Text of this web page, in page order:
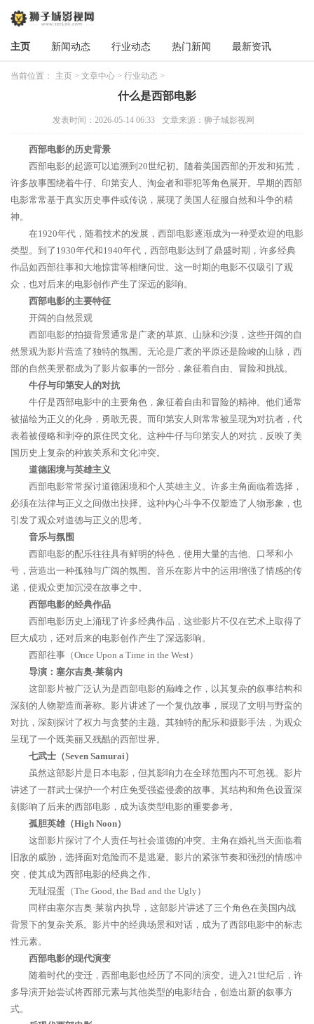
主页 新闻动态 行业动态 热门新闻 最新资讯
当前位置： 主页 > 文章中心 > 行业动态 >
什么是西部电影
发表时间：2026-05-14 06:33 文章来源：狮子城影视网
西部电影的历史背景
西部电影的起源可以追溯到20世纪初。随着美国西部的开发和拓荒，
许多故事围绕着牛仔、印第安人、淘金者和罪犯等角色展开。早期的西部
电影常常基于真实历史事件或传说，展现了美国人征服自然和斗争的精
神。
在1920年代，随着技术的发展，西部电影逐渐成为一种受欢迎的电影
类型。到了1930年代和1940年代，西部电影达到了鼎盛时期，许多经典
作品如西部往事和大地惊雷等相继问世。这一时期的电影不仅吸引了观
众，也对后来的电影创作产生了深远的影响。
西部电影的主要特征
开阔的自然景观
西部电影的拍摄背景通常是广袤的草原、山脉和沙漠，这些开阔的自
然景观为影片营造了独特的氛围。无论是广袤的平原还是险峻的山脉，西
部的自然美景都成为了影片叙事的一部分，象征着自由、冒险和挑战。
牛仔与印第安人的对抗
牛仔是西部电影中的主要角色，象征着自由和冒险的精神。他们通常
被描绘为正义的化身，勇敢无畏。而印第安人则常常被呈现为对抗者，代
表着被侵略和剥夺的原住民文化。这种牛仔与印第安人的对抗，反映了美
国历史上复杂的种族关系和文化冲突。
道德困境与英雄主义
西部电影常常探讨道德困境和个人英雄主义。许多主角面临着选择，
必须在法律与正义之间做出抉择。这种内心斗争不仅塑造了人物形象，也
引发了观众对道德与正义的思考。
音乐与氛围
西部电影的配乐往往具有鲜明的特色，使用大量的吉他、口琴和小
号，营造出一种孤独与广阔的氛围。音乐在影片中的运用增强了情感的传
递，使观众更加沉浸在故事之中。
西部电影的经典作品
西部电影历史上涌现了许多经典作品，这些影片不仅在艺术上取得了
巨大成功，还对后来的电影创作产生了深远影响。
西部往事（Once Upon a Time in the West）
导演：塞尔吉奥·莱翁内
这部影片被广泛认为是西部电影的巅峰之作，以其复杂的叙事结构和
深刻的人物塑造而著称。影片讲述了一个复仇故事，展现了文明与野蛮的
对抗，深刻探讨了权力与贪婪的主题。其独特的配乐和摄影手法，为观众
呈现了一个既美丽又残酷的西部世界。
七武士（Seven Samurai）
虽然这部影片是日本电影，但其影响力在全球范围内不可忽视。影片
讲述了一群武士保护一个村庄免受强盗侵袭的故事。其结构和角色设置深
刻影响了后来的西部电影，成为该类型电影的重要参考。
孤胆英雄（High Noon）
这部影片探讨了个人责任与社会道德的冲突。主角在婚礼当天面临着
旧敌的威胁，选择面对危险而不是逃避。影片的紧张节奏和强烈的情感冲
突，使其成为西部电影的经典之作。
无耻混蛋（The Good, the Bad and the Ugly）
同样由塞尔吉奥·莱翁内执导，这部影片讲述了三个角色在美国内战
背景下的复杂关系。影片中的经典场景和对话，成为了西部电影中的标志
性元素。
西部电影的现代演变
随着时代的变迁，西部电影也经历了不同的演变。进入21世纪后，许
多导演开始尝试将西部元素与其他类型的电影结合，创造出新的叙事方
式。